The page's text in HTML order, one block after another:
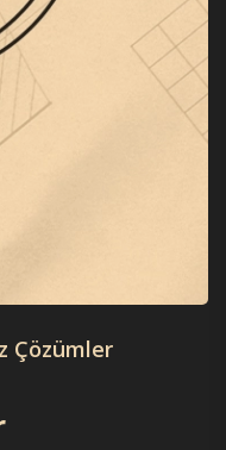
Çözümler